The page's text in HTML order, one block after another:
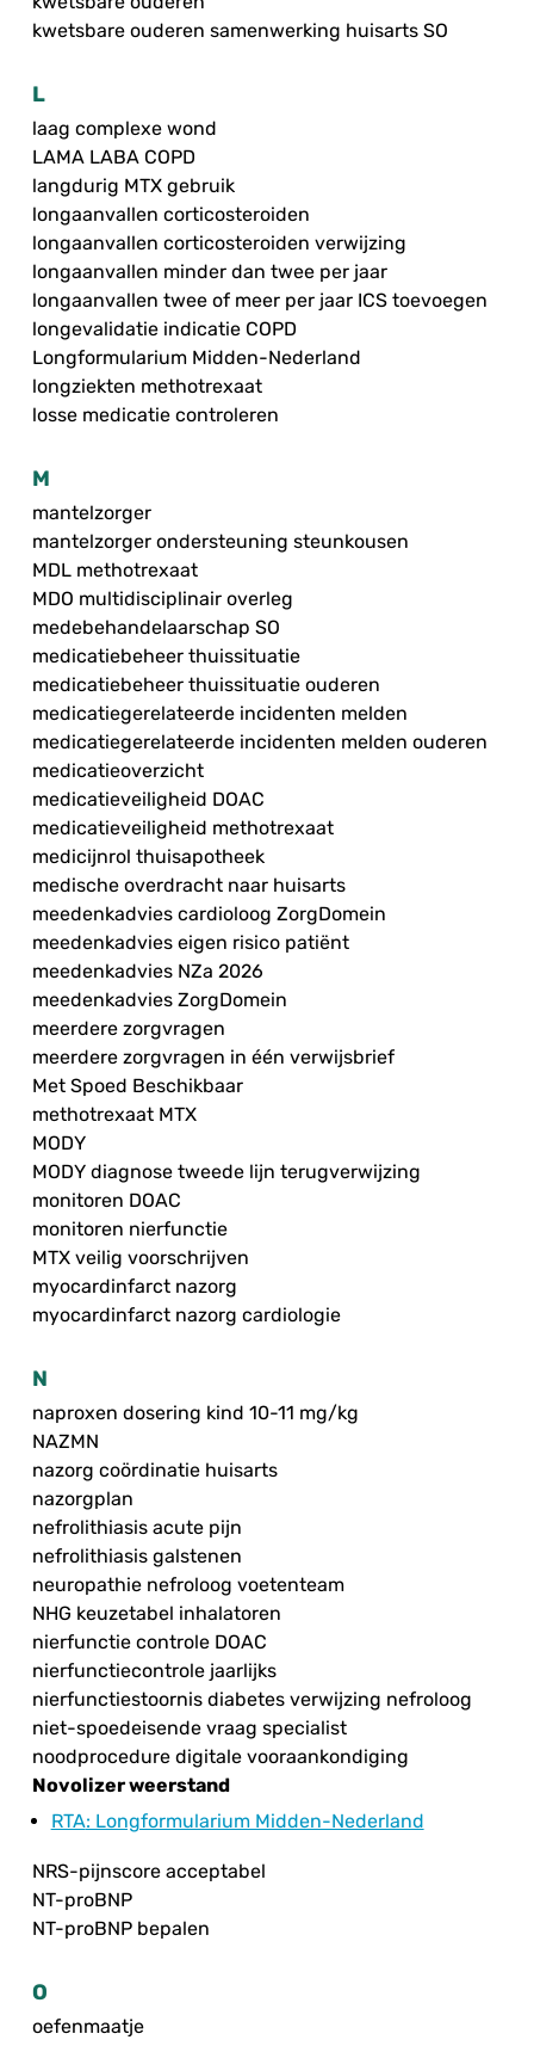
kwetsbare ouderen samenwerking huisarts SO
L
laag complexe wond
LAMA LABA COPD
langdurig MTX gebruik
longaanvallen corticosteroiden
longaanvallen corticosteroiden verwijzing
longaanvallen minder dan twee per jaar
longaanvallen twee of meer per jaar ICS toevoegen
longevalidatie indicatie COPD
Longformularium Midden-Nederland
longziekten methotrexaat
losse medicatie controleren
M
mantelzorger
mantelzorger ondersteuning steunkousen
MDL methotrexaat
MDO multidisciplinair overleg
medebehandelaarschap SO
medicatiebeheer thuissituatie
medicatiebeheer thuissituatie ouderen
medicatiegerelateerde incidenten melden
medicatiegerelateerde incidenten melden ouderen
medicatieoverzicht
medicatieveiligheid DOAC
medicatieveiligheid methotrexaat
medicijnrol thuisapotheek
medische overdracht naar huisarts
meedenkadvies cardioloog ZorgDomein
meedenkadvies eigen risico patiënt
meedenkadvies NZa 2026
meedenkadvies ZorgDomein
meerdere zorgvragen
meerdere zorgvragen in één verwijsbrief
Met Spoed Beschikbaar
methotrexaat MTX
MODY
MODY diagnose tweede lijn terugverwijzing
monitoren DOAC
monitoren nierfunctie
MTX veilig voorschrijven
myocardinfarct nazorg
myocardinfarct nazorg cardiologie
N
naproxen dosering kind 10-11 mg/kg
NAZMN
nazorg coördinatie huisarts
nazorgplan
nefrolithiasis acute pijn
nefrolithiasis galstenen
neuropathie nefroloog voetenteam
NHG keuzetabel inhalatoren
nierfunctie controle DOAC
nierfunctiecontrole jaarlijks
nierfunctiestoornis diabetes verwijzing nefroloog
niet-spoedeisende vraag specialist
noodprocedure digitale vooraankondiging
Novolizer weerstand
RTA: Longformularium Midden-Nederland
NRS-pijnscore acceptabel
NT-proBNP
NT-proBNP bepalen
O
oefenmaatje